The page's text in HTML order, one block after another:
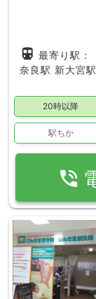
directions_subway 最寄り駅：
奈良駅 新大宮駅
20時以降
駅ちか
phone_in_talk